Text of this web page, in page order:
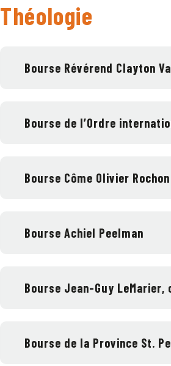
Théologie
Bourse Révérend Clayton
Bourse de l’Ordre
Bourse Côme Olivier Rochon
Bourse Achiel Peelman
Bourse Jean-Guy LeMarier,
Bourse de la Province St.